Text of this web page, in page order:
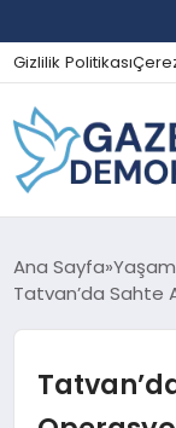
Gizlilik Politikası
GÜNDEM
Ana Sayfa Yaşam
Tatvan’da Sahte